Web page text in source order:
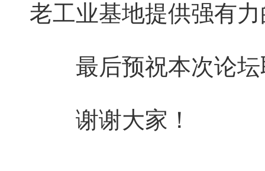
老工业基地提供强有
最后预祝本次论坛
谢谢大家！